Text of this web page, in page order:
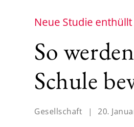
Neue Studie enthüllt
So
Schule
Gesellschaft | 20.